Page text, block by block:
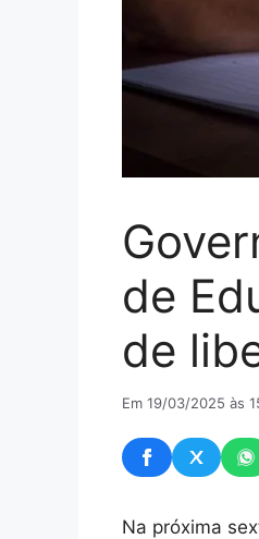
de
de
Em 19/03/2025 às
Na próxima